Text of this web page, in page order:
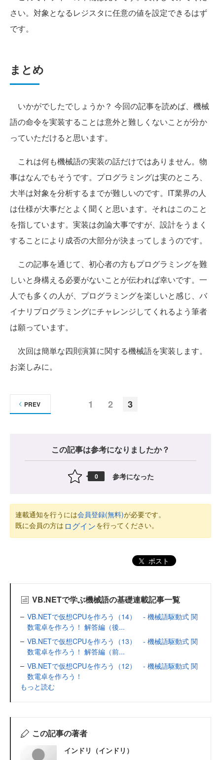
さい。対象となるレジスタに任意の値を設定できるはず
です。
まとめ
いかがでしたでしょうか？ 今回の記事を読めば、機械
語の命令を実装することは意外と難しくないことが分か
っていただけると思います。
これは何も機械語の実装の話だけではありません。物
事はなんでもそうです。プログラミングは実のところ、
大半は対象を分析するまでが難しいのです。IT業界の人
は仕様が大事だとよく聞くと思います。それはこのこと
を指しています。実装は勿論大事ですが、設計をうまく
することにより成否の大部分が決まってしまうのです。
この記事を通じて、初心者の方もプログラミングを難
しいと身構える必要がないことが伝われば幸いです。一
人でも多くの人が、プログラミングを楽しいと感じ、バ
イナリプログラミングにチャレンジしてくれるよう筆者
は願っています。
次回は簡単な四則演算に関する機械語を実装します。
お楽しみに。
1 2 3
PREV
この記事は参考になりましたか？
0 参考になった
連載通知を行うには会員登録(無料)が必要です。
既に会員の方は ログインを行ってください。
ポスト
VB.NETで学ぶ機械語の基礎連載記事一覧
VB.NETで仮想CPUを作ろう（14） - 機械語駆動式 関
数電卓を作ろう！ 解答編（後...
VB.NETで仮想CPUを作ろう（13） - 機械語駆動式 関
数電卓を作ろう！ 解答編（前...
VB.NETで仮想CPUを作ろう（12） - 機械語駆動式 関
数電卓を作ろう！
もっと読む
この記事の著者
インドリ（インドリ）